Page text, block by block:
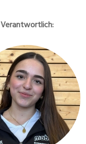
Verantwortlich: